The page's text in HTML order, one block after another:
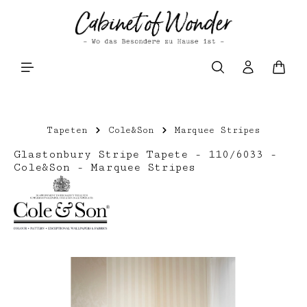
Zum Hauptinhalt springen
Tapeten Cole&Son Marquee Stripes
Glastonbury Stripe Tapete - 110/6033 -
Cole&Son - Marquee Stripes